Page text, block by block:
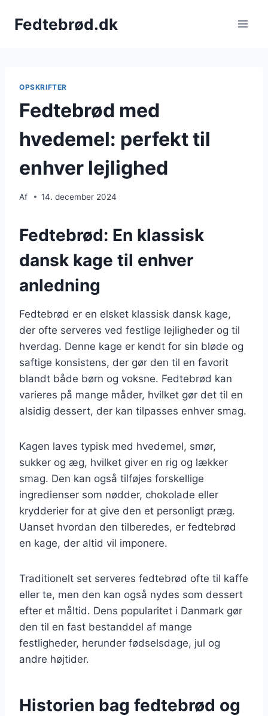
Fedtebrød.dk
OPSKRIFTER
Fedtebrød med
hvedemel: perfekt til
enhver lejlighed
Af 14. december 2024
Fedtebrød: En klassisk
dansk kage til enhver
anledning
Fedtebrød er en elsket klassisk dansk kage,
der ofte serveres ved festlige lejligheder og til
hverdag. Denne kage er kendt for sin bløde og
saftige konsistens, der gør den til en favorit
blandt både børn og voksne. Fedtebrød kan
varieres på mange måder, hvilket gør det til en
alsidig dessert, der kan tilpasses enhver smag.
Kagen laves typisk med hvedemel, smør,
sukker og æg, hvilket giver en rig og lækker
smag. Den kan også tilføjes forskellige
ingredienser som nødder, chokolade eller
krydderier for at give den et personligt præg.
Uanset hvordan den tilberedes, er fedtebrød
en kage, der altid vil imponere.
Traditionelt set serveres fedtebrød ofte til kaffe
eller te, men den kan også nydes som dessert
efter et måltid. Dens popularitet i Danmark gør
den til en fast bestanddel af mange
festligheder, herunder fødselsdage, jul og
andre højtider.
Historien bag fedtebrød og